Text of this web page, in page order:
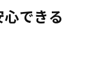
できる